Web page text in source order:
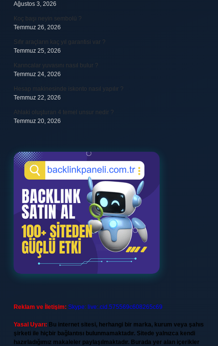
Ağustos 3, 2026
Koç başı neyin sembolü ?
Temmuz 26, 2026
Sıfır araçların kaç yıl garantisi var ?
Temmuz 25, 2026
Karıncalar yuvasını nasıl bulur ?
Temmuz 24, 2026
Hesap makinesinde iskonto nasıl yapılır ?
Temmuz 22, 2026
Ahlaki oluşturan 4 temel unsur nedir ?
Temmuz 20, 2026
Reklam ve İletişim: Skype: live:.cid.575569c608265c69
Yasal Uyarı: Bu internet sitesi, herhangi bir marka, kurum veya şahıs
şirketi ile hiçbir bağlantısı bulunmamaktadır. Sitede yalnızca kendi
hazırladığımız makaleler paylaşılmaktadır. Burada yer alan içerikler